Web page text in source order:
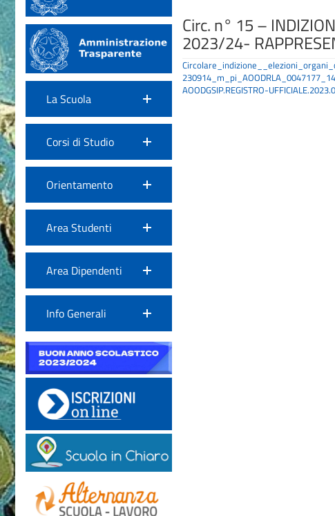
La Scuola
Corsi di Studio
Orientamento
Area Studenti
Area Dipendenti
Info Generali
Circ. n° 15 –
2023/24-
AOODGSIP.REGISTRO-